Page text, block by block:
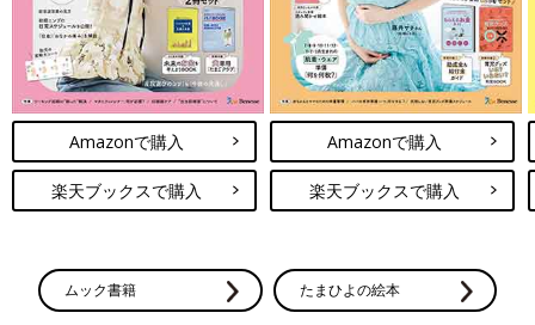
を見つけられてラッキー！と大喜びの様子。柔らかい色味と、ゆ
ったりしたフォルムが絶妙ですよね。
590円とお買い得に！シャツとビスチェのセットが
激かわAmazonで購入
楽天ブックスで購入
Amazonで購入
楽天ブックスで購入
ムック書籍 たまひよの絵本